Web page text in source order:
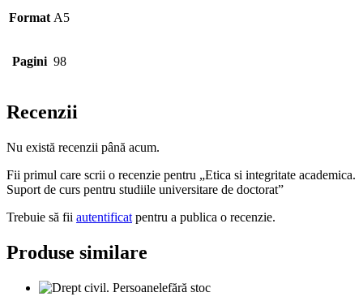
Format A5
Pagini 98
Recenzii
Nu există recenzii până acum.
Fii primul care scrii o recenzie pentru „Etica si integritate academica.
Suport de curs pentru studiile universitare de doctorat”
Trebuie să fii autentificat pentru a publica o recenzie.
Produse similare
fără stoc